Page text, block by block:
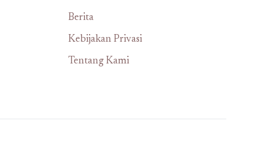
Berita
Kebijakan Privasi
Tentang Kami